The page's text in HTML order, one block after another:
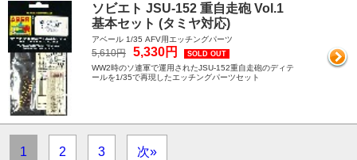
ソビエト JSU-152 重自走砲 Vol.1
基本セット (タミヤ対応)
アベール 1/35 AFV用エッチングパーツ
5,610円 5,330円 SOLD OUT
WW2時のソ連軍で運用されたJSU-152重自走砲のディテ
ールを1/35で再現したエッチングパーツセット
1 2 3 次»